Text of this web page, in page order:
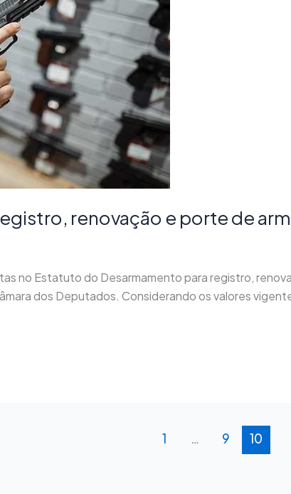
renovação e porte de
no Estatuto do Desarmamento para registro,
dos Deputados. Considerando os valores
1 … 9 10